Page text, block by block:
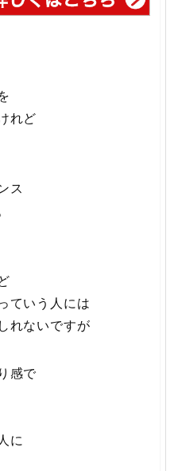
れど
ス
ていう人には
れないですが
感で
に